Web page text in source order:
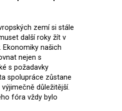
zemí si stále
další roky žít v
Ekonomiky našich
nejen s
s požadavky
spolupráce zůstane
důležitější.
fóra vždy bylo